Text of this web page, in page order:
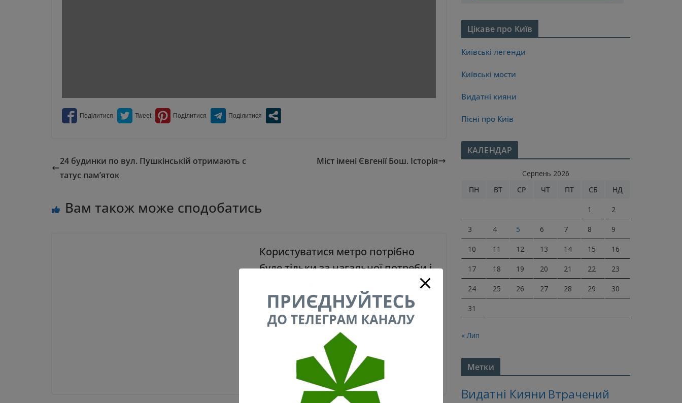
24 будинки по вул. Пушкінській отримають с
татус пам’яток
Міст імені Євгенії Бош. Історія
Вам також може сподобатись
Користуватися метро потрібно
буде тільки за нагальної потреби і
з дотриманням правил безпеки –
Кличко
14.05.2020 0
Мер Києва Віталій Кличко, закликав киян після
відкриття метро користуватися ним тільки за
нагальної потреби і дотримуючись усіх правил
Цікаве про Київ
Київські легенди
Київські мости
Видатні кияни
Пісні про Київ
КАЛЕНДАР
Серпень 2026
ПН
ВТ СР ЧТ ПТ СБ НД
1 2
3 4 5 6 7 8 9
10 11 12 13 14 15 16
17 18 19 20 21 22 23
24 25 26 27 28 29 30
31
« Лип
Метки
Видатні Кияни Втрачений